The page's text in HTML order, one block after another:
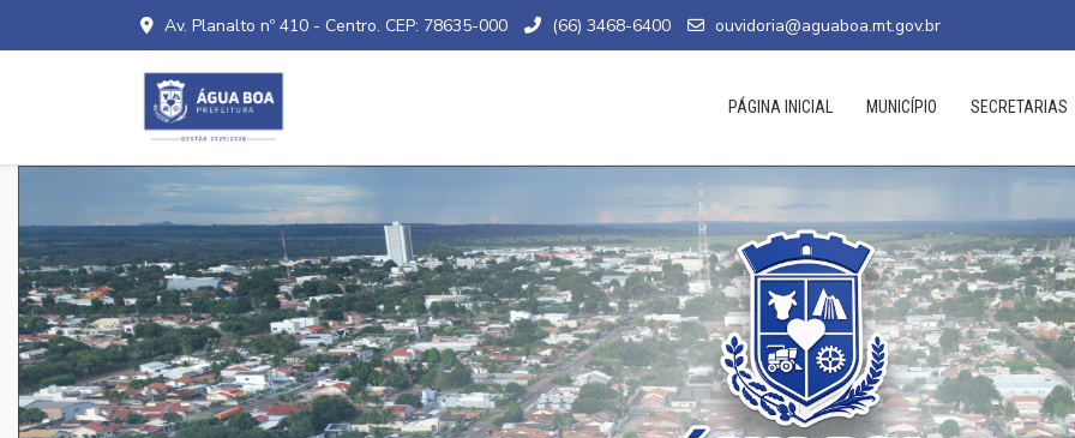
Av. Planalto nº 410 - Centro. CEP: 78635-000 (66) 3468-6400 ouvidoria@aguaboa.mt.gov.br
PÁGINA INICIAL MUNICÍPIO SECRETARIAS